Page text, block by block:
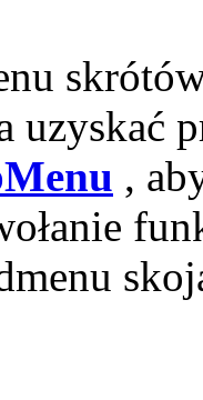
uzyskać
,